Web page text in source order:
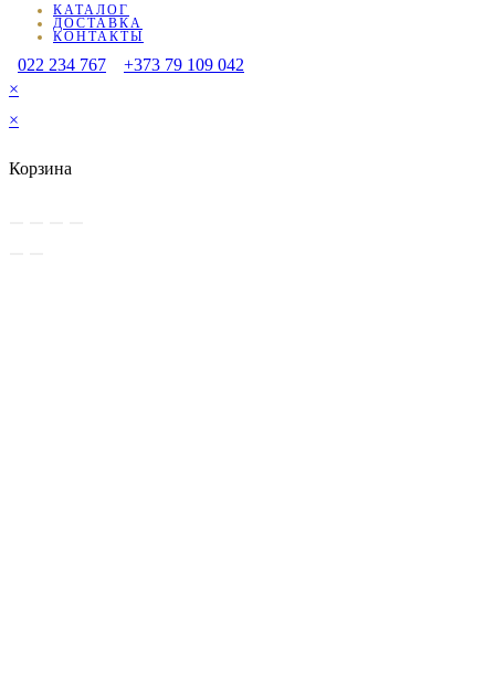
КАТАЛОГ
ДОСТАВКА
КОНТАКТЫ
022 234 767
+373 79 109 042
×
×
Корзина